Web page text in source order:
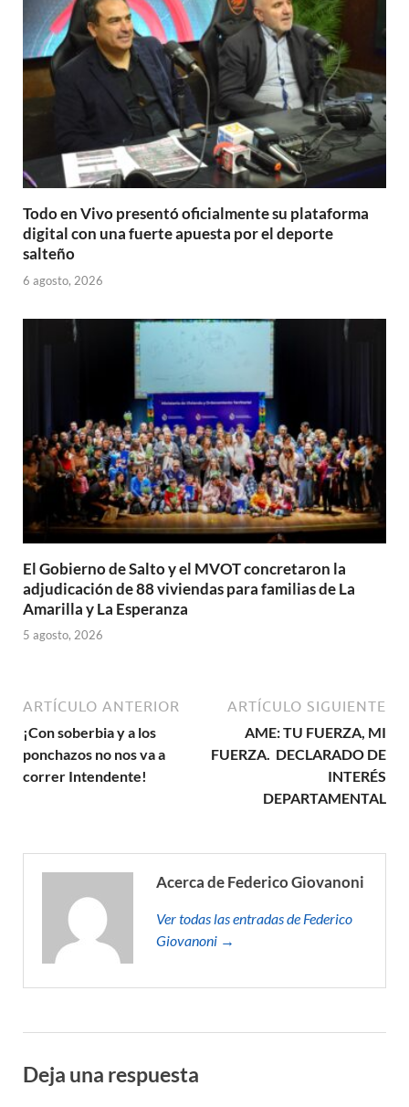
Todo en Vivo presentó oficialmente su plataforma
digital con una fuerte apuesta por el deporte
salteño
6 agosto, 2026
El Gobierno de Salto y el MVOT concretaron la
adjudicación de 88 viviendas para familias de La
Amarilla y La Esperanza
5 agosto, 2026
ARTÍCULO ANTERIOR
¡Con soberbia y a los
ponchazos no nos va a
correr Intendente!
ARTÍCULO SIGUIENTE
AME: TU FUERZA, MI
FUERZA. DECLARADO DE
INTERÉS
DEPARTAMENTAL
Acerca de Federico Giovanoni
Ver todas las entradas de Federico
Giovanoni →
Deja una respuesta